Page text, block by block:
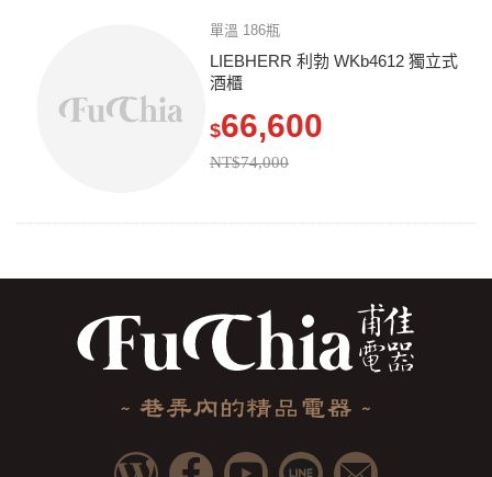
單溫 186瓶
LIEBHERR 利勃 WKb4612 獨立式
酒櫃
$66,600
NT$74,000